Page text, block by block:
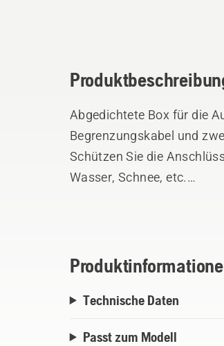
Abgedichtete Box für die
Begrenzungskabel und
Schützen Sie die
Wasser, Schnee, etc.
Technische Daten
Passt zum Modell